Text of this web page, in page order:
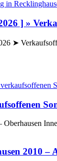
] »
➤
Oberhausen
2010 –